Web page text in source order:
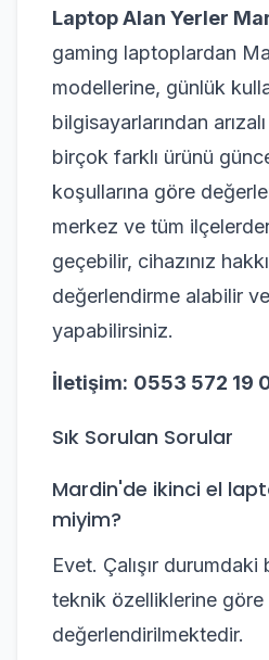
Laptop Alan Yerler
gaming laptoplardan
modellerine, günlük
bilgisayarlarından
birçok farklı ürünü
koşullarına göre
merkez ve tüm
geçebilir, cihazınız
değerlendirme alabilir
yapabilirsiniz.
İletişim: 0553 572 19
Sık Sorulan Sorular
Mardin'de ikinci el
miyim?
Evet. Çalışır
teknik özelliklerine göre
değerlendirilmektedir.